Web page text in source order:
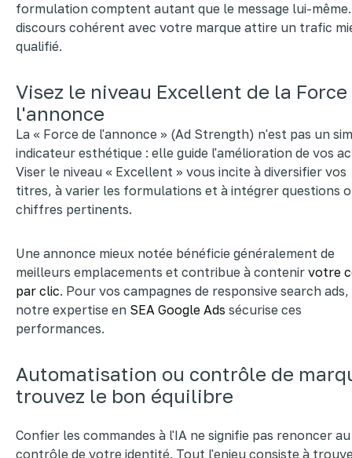
formulation comptent autant que le message lui-
discours cohérent avec votre marque attire un trafic
qualifié.
Visez le niveau Excellent de la Force
l'annonce
La « Force de l'annonce » (Ad Strength) n'est pas un
indicateur esthétique : elle guide l'amélioration de vos
Viser le niveau « Excellent » vous incite à diversifier vos
titres, à varier les formulations et à intégrer questions
chiffres pertinents.
Une annonce mieux notée bénéficie généralement de
meilleurs emplacements et contribue à contenir votre
par clic. Pour vos campagnes de responsive search ads,
notre expertise en SEA Google Ads sécurise ces
performances.
Automatisation ou contrôle de
trouvez le bon équilibre
Confier les commandes à l'IA ne signifie pas renoncer au
contrôle de votre identité. Tout l'enjeu consiste à